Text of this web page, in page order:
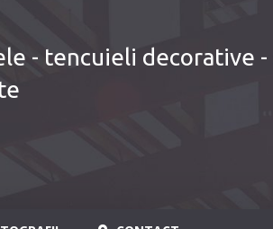
- tencuieli decorative